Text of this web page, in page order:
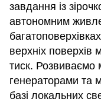
завдання із
автономним
верхніх поверхів
тиск. Розвиваємо
генераторами та
базі локальних